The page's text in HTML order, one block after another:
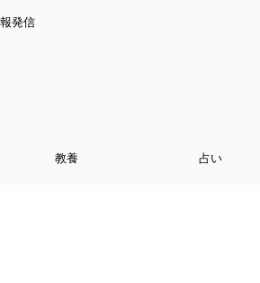
発信
教養 占い